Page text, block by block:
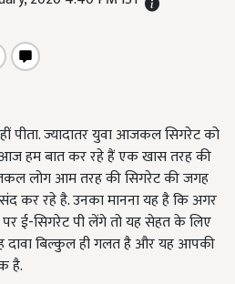
ज्यादातर युवा आजकल सिगरेट को
हम बात कर रहे हैं एक खास तरह की
लोग आम तरह की सिगरेट की जगह
कर रहे है. उनका मानना यह है कि अगर
ई-सिगरेट पी लेंगे तो यह सेहत के लिए
दावा बिल्कुल ही गलत है और यह आपकी
है.